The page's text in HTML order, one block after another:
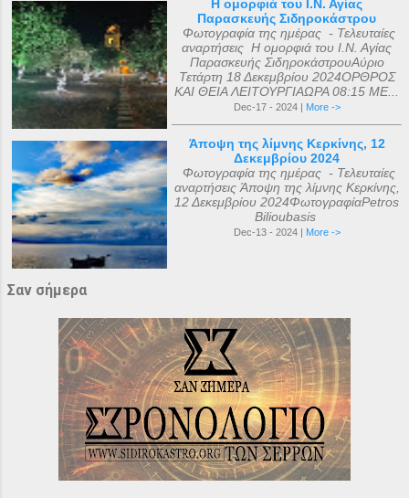
Η ομορφιά του Ι.Ν. Αγίας
Παρασκευής Σιδηροκάστρου
Φωτογραφία της ημέρας - Τελευταίες
αναρτήσεις Η ομορφιά του Ι.Ν. Αγίας
Παρασκευής ΣιδηροκάστρουΑύριο
Τετάρτη 18 Δεκεμβρίου 2024ΟΡΘΡΟΣ
ΚΑΙ ΘΕΙΑ ΛΕΙΤΟΥΡΓΙΑΩΡΑ 08:15 ΜΕ...
Dec-17 - 2024 | More ->
Άποψη της λίμνης Κερκίνης, 12
Δεκεμβρίου 2024
Φωτογραφία της ημέρας - Τελευταίες
αναρτήσεις Άποψη της λίμνης Κερκίνης,
12 Δεκεμβρίου 2024ΦωτογραφίαPetros
Bilioubasis
Dec-13 - 2024 | More ->
Σαν σήμερα